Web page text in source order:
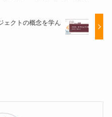
ェクトの概念を学ん